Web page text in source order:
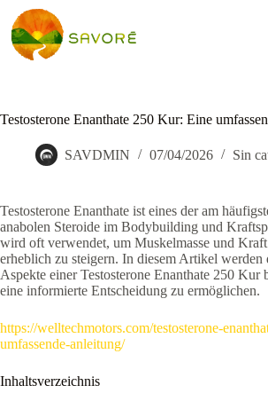
Testosterone Enanthate 250 Kur: Eine
SAVDMIN 07/04/2026 Sin
Testosterone Enanthate ist eines der am
anabolen Steroide im Bodybuilding und
wird oft verwendet, um Muskelmasse und
erheblich zu steigern. In diesem Artikel werden
Aspekte einer Testosterone Enanthate 250 Kur
eine informierte Entscheidung zu ermöglichen.
https://welltechmotors.com/testosterone-
umfassende-anleitung/
Inhaltsverzeichnis